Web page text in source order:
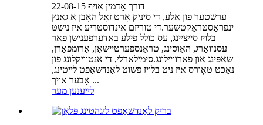
דורך אַדמין אויף 22-08-15
ערשטער פון אַלע, די סיניק אָרט זאָל האָבן אַ גאנץ
ינפראַסטראַקטשער.די טוריזם אינדוסטריע איז נישט
בלויז סייציינג, עס כולל פילע באדערפענישן פֿאַר
עסנוואַרג, האָוסינג, טראַנספּערטיישאַן, אַרומפאָרן,
שאַפּינג און פאַרווייַלונג.סימילאַרלי, די אַנטוויקלונג פון
נאַכט טאָורס איז ניט בלויז פּשוט לאַנדשאַפט לייטינג,
אָבער אויך ...
לייענען מער